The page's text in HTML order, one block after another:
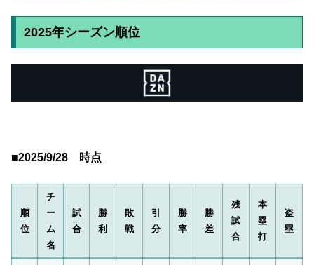
2025年シーズン順位
■2025/9/28 時点
順
位
チ
ー
ム
名
試
合
勝
利
敗
戦
引
分
勝
率
勝
差
残
試
合
本
塁
打
盗
塁